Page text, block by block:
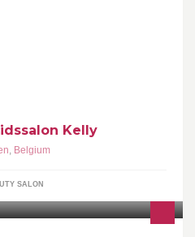
Kelly
, Belgium
SALON